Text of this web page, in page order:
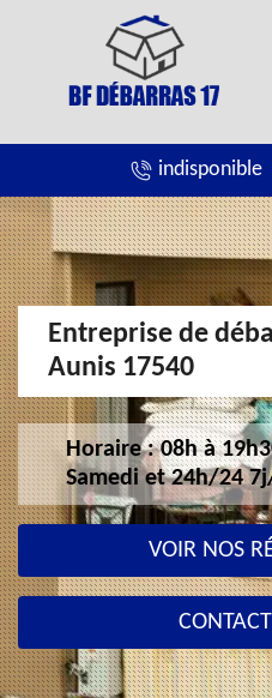
indisponible
Entreprise de
Aunis 17540
Horaire : 08h à
Samedi et 24h/24
VOIR NOS